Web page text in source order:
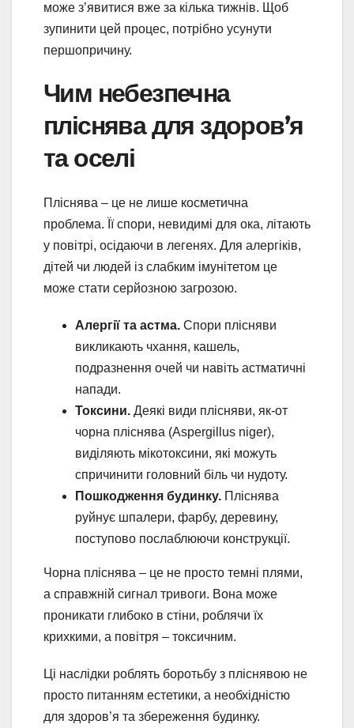
може з’явитися вже за кілька тижнів. Щоб
зупинити цей процес, потрібно усунути
першопричину.
Чим небезпечна
пліснява для здоров’я
та оселі
Пліснява – це не лише косметична
проблема. Її спори, невидимі для ока, літають
у повітрі, осідаючи в легенях. Для алергіків,
дітей чи людей із слабким імунітетом це
може стати серйозною загрозою.
Алергії та астма. Спори плісняви
викликають чхання, кашель,
подразнення очей чи навіть астматичні
напади.
Токсини. Деякі види плісняви, як-от
чорна пліснява (Aspergillus niger),
виділяють мікотоксини, які можуть
спричинити головний біль чи нудоту.
Пошкодження будинку. Пліснява
руйнує шпалери, фарбу, деревину,
поступово послаблюючи конструкції.
Чорна пліснява – це не просто темні плями,
а справжній сигнал тривоги. Вона може
проникати глибоко в стіни, роблячи їх
крихкими, а повітря – токсичним.
Ці наслідки роблять боротьбу з пліснявою не
просто питанням естетики, а необхідністю
для здоров’я та збереження будинку.